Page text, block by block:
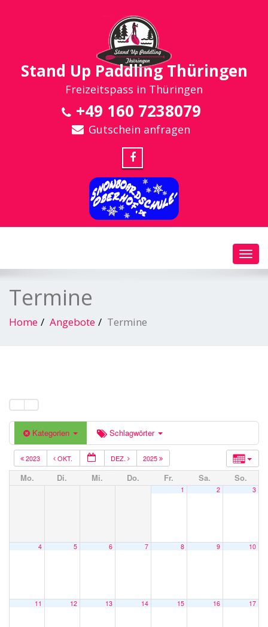
Stand Up Paddling Thüringen
Freizeitspass in Thüringen
+49 160 7238079
Gutschein anfragen
Termine
Home Angebote Termine
Kategorien Schlagwörter
2023 OKT. DEZ. 2025
Mo. Di. Mi. Do. Fr. Sa. So.
1 2 3
4 5 6 7 8 9 10
11 12 13 14 15 16 17